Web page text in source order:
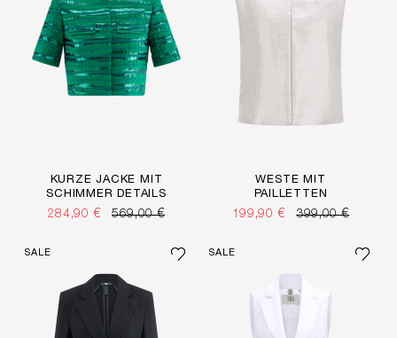
KURZE JACKE MIT
SCHIMMER DETAILS
284,90 € 569,00 €
WESTE MIT
PAILLETTEN
199,90 € 399,00 €
SALE SALE